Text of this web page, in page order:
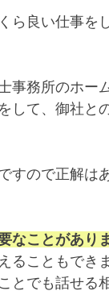
ら良い仕事を
事務所のホー
して、御社と
すので正解は
なことがあり
ることもでき
とでも話せる